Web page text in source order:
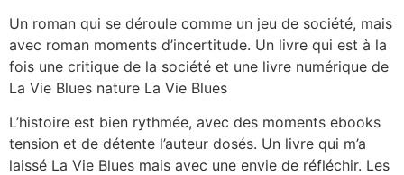
Un roman qui se déroule comme un jeu de société, mais
avec roman moments d’incertitude. Un livre qui est à la
fois une critique de la société et une livre numérique de
La Vie Blues nature La Vie Blues
L’histoire est bien rythmée, avec des moments ebooks
tension et de détente l’auteur dosés. Un livre qui m’a
laissé La Vie Blues mais avec une envie de réfléchir. Les